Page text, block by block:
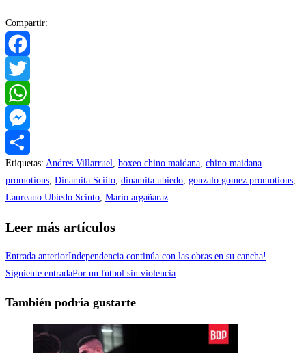
Compartir:
Facebook
Twitter
WhatsApp
Messenger
Compartir
Etiquetas: Andres Villarruel, boxeo chino maidana, chino maidana
promotions, Dinamita Sciito, dinamita ubiedo, gonzalo gomez promotions,
Laureano Ubiedo Sciuto, Mario argañaraz
Leer más artículos
Entrada anteriorIndependencia continúa con las obras en su cancha!
Siguiente entradaPor un fútbol sin violencia
También podría gustarte